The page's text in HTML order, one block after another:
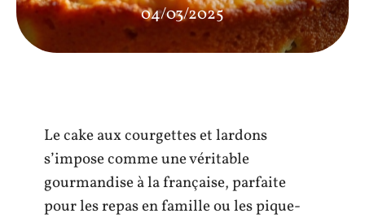
04/03/2025
Le cake aux courgettes et lardons
s’impose comme une véritable
gourmandise à la française, parfaite
pour les repas en famille ou les pique-